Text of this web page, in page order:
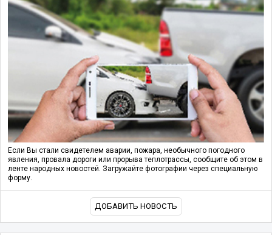
Если Вы стали свидетелем аварии, пожара, необычного погодного
явления, провала дороги или прорыва теплотрассы, сообщите об этом в
ленте народных новостей. Загружайте фотографии через специальную
форму.
ДОБАВИТЬ НОВОСТЬ